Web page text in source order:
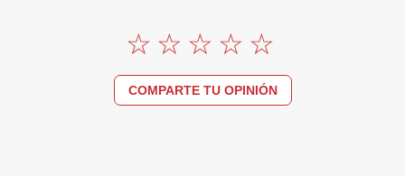
COMPARTE TU OPINIÓN